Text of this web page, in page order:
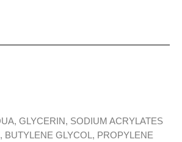
GLYCERIN, SODIUM ACRYLATES
BUTYLENE GLYCOL, PROPYLENE